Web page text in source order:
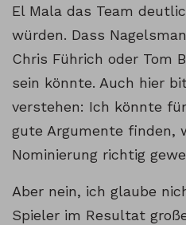
El Mala das Team
würden. Dass
Chris Führich oder Tom
sein könnte. Auch hier
verstehen: Ich könnte
gute Argumente finden,
Nominierung richtig
Aber nein, ich glaube
Spieler im Resultat